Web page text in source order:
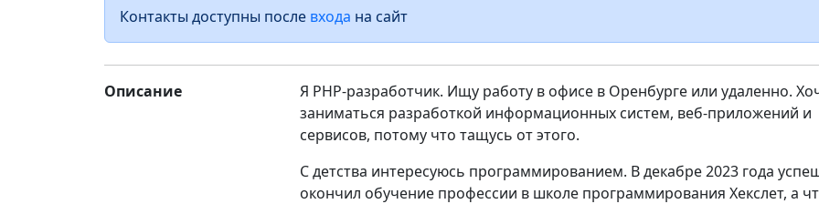
Контакты доступны после входа на сайт
Описание
Я PHP-разработчик. Ищу работу в офисе в Оренбурге или удаленно.
заниматься разработкой информационных систем, веб-приложений и
сервисов, потому что тащусь от этого.
С детства интересуюсь программированием. В декабре 2023 года
окончил обучение профессии в школе программирования Хекслет, а